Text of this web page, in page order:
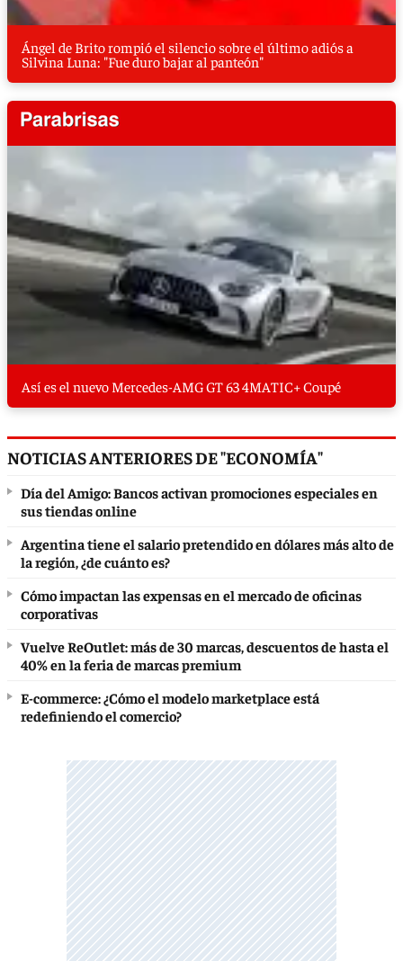
Ángel de Brito rompió el silencio sobre el último adiós a
Silvina Luna: "Fue duro bajar al panteón"
Así es el nuevo Mercedes-AMG GT 63 4MATIC+ Coupé
NOTICIAS ANTERIORES DE "ECONOMÍA"
Día del Amigo: Bancos activan promociones especiales en
sus tiendas online
Argentina tiene el salario pretendido en dólares más alto de
la región, ¿de cuánto es?
Cómo impactan las expensas en el mercado de oficinas
corporativas
Vuelve ReOutlet: más de 30 marcas, descuentos de hasta el
40% en la feria de marcas premium
E-commerce: ¿Cómo el modelo marketplace está
redefiniendo el comercio?